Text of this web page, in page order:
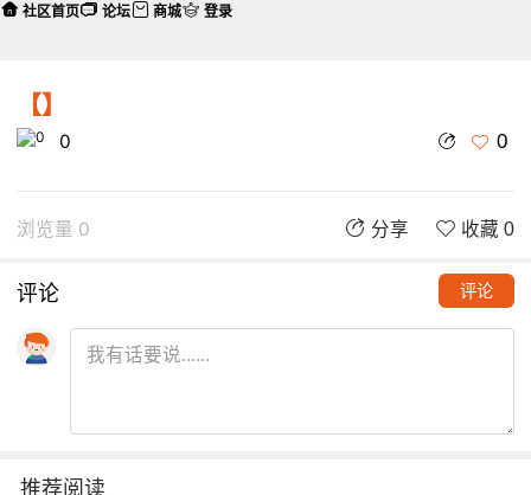
【】
0 0
浏览量 0 分享 收藏 0
评论 评论
推荐阅读
社区首页 论坛 商城 登录